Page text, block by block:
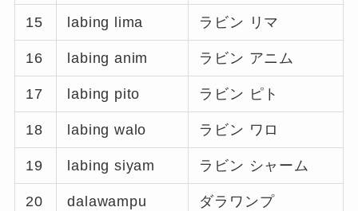
15 labing lima ラビン リマ
16 labing anim ラビン アニム
17 labing pito ラビン ピト
18 labing walo ラビン ワロ
19 labing siyam ラビン シャーム
20 dalawampu ダラワンプ